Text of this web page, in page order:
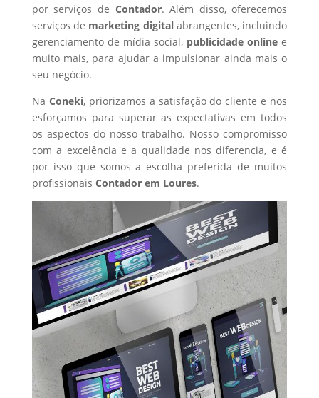
por serviços de Contador. Além disso, oferecemos
serviços de marketing digital abrangentes, incluindo
gerenciamento de mídia social, publicidade online e
muito mais, para ajudar a impulsionar ainda mais o
seu negócio.
Na Coneki, priorizamos a satisfação do cliente e nos
esforçamos para superar as expectativas em todos
os aspectos do nosso trabalho. Nosso compromisso
com a excelência e a qualidade nos diferencia, e é
por isso que somos a escolha preferida de muitos
profissionais Contadorem Loures.